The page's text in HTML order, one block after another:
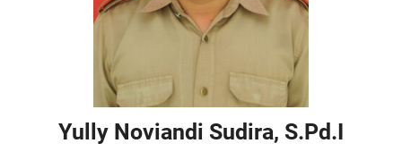
Yully Noviandi Sudira, S.Pd.I